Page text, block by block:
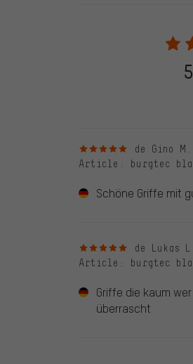
partir du 28.05.2022,
être indiqué lors de
de commande. Toutes
vérifiées jusqu'au
évaluations de clients
d'une coche verte. Nous
5 sur 5 étoilesde Gino M.
Article : burgtec
Schöne Griffe mit
5 sur 5 étoiles
de Lukas
Article : burgtec
Griffe die kaum
überrascht